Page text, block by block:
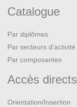
Catalogue
Par diplômes
Par secteurs d’activité
Par composantes
Accès directs
Orientation/Insertion